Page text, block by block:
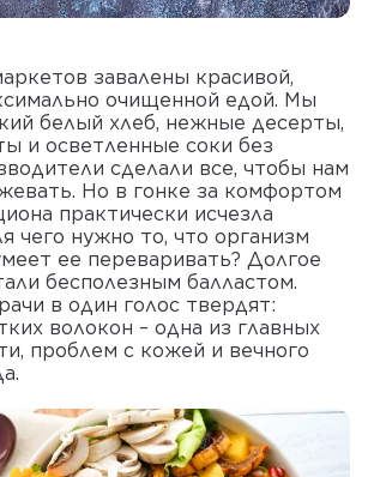
завалены красивой,
очищенной едой. Мы
белый хлеб, нежные десерты,
и осветленные соки без
сделали все, чтобы нам
Но в гонке за комфортом
практически исчезла
чего нужно то, что организм
ее переваривать? Долгое
бесполезным балластом.
в один голос твердят:
волокон – одна из главных
проблем с кожей и вечного